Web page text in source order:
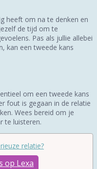
heeft om na te denken en
de tijd om te
Pas als jullie allebei
kan een tweede kans
om een tweede kans
fout is gegaan in de relatie
Wees bereid om je
te luisteren.
relatie?
op Lexa